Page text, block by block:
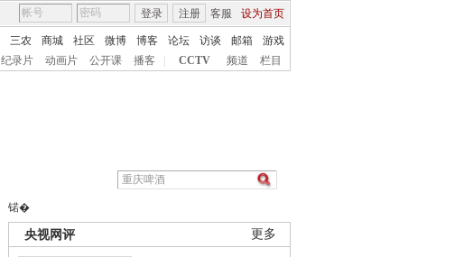
客服 设为首页
登录 注册
三农 商城 社区 微博 博客 论坛 访谈 邮箱
游戏
纪录片 动画片 公开课 播客 CCTV 频道 栏目
锘�
更多
央视网评